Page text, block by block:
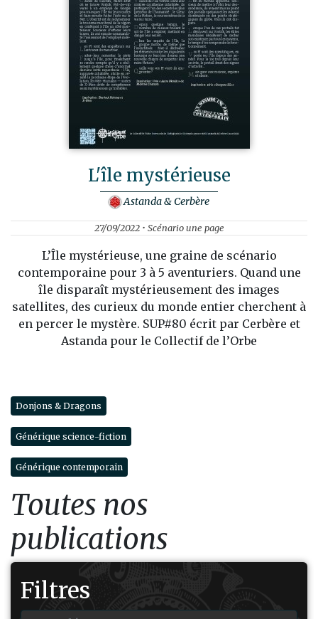
L'île mystérieuse
Astanda & Cerbère
27/09/2022 • Scénario une page
L’Île mystérieuse, une graine de scénario
contemporaine pour 3 à 5 aventuriers. Quand une
île disparaît mystérieusement des images
satellites, des curieux du monde entier cherchent à
en percer le mystère. SUP#80 écrit par Cerbère et
Astanda pour le Collectif de l’Orbe
Donjons & Dragons
Générique science-fiction
Générique contemporain
Toutes nos
publications
Filtres